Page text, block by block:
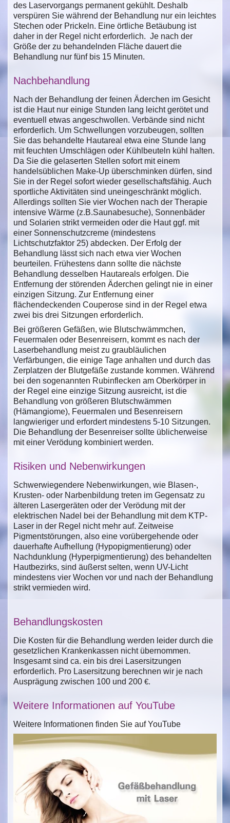
des Laservorgangs permanent gekühlt. Deshalb
verspüren Sie während der Behandlung nur ein leichtes
Stechen oder Prickeln. Eine örtliche Betäubung ist
daher in der Regel nicht erforderlich. Je nach der
Größe der zu behandelnden Fläche dauert die
Behandlung nur fünf bis 15 Minuten.
Nachbehandlung
Nach der Behandlung der feinen Äderchen im Gesicht
ist die Haut nur einige Stunden lang leicht gerötet und
eventuell etwas angeschwollen. Verbände sind nicht
erforderlich. Um Schwellungen vorzubeugen, sollten
Sie das behandelte Hautareal etwa eine Stunde lang
mit feuchten Umschlägen oder Kühlbeuteln kühl halten.
Da Sie die gelaserten Stellen sofort mit einem
handelsüblichen Make-Up überschminken dürfen, sind
Sie in der Regel sofort wieder gesellschaftsfähig. Auch
sportliche Aktivitäten sind uneingeschränkt möglich.
Allerdings sollten Sie vier Wochen nach der Therapie
intensive Wärme (z.B.Saunabesuche), Sonnenbäder
und Solarien strikt vermeiden oder die Haut ggf. mit
einer Sonnenschutzcreme (mindestens
Lichtschutzfaktor 25) abdecken. Der Erfolg der
Behandlung lässt sich nach etwa vier Wochen
beurteilen. Frühestens dann sollte die nächste
Behandlung desselben Hautareals erfolgen. Die
Entfernung der störenden Äderchen gelingt nie in einer
einzigen Sitzung. Zur Entfernung einer
flächendeckenden Couperose sind in der Regel etwa
zwei bis drei Sitzungen erforderlich.
Bei größeren Gefäßen, wie Blutschwämmchen,
Feuermalen oder Besenreisern, kommt es nach der
Laserbehandlung meist zu graubläulichen
Verfärbungen, die einige Tage anhalten und durch das
Zerplatzen der Blutgefäße zustande kommen. Während
bei den sogenannten Rubinflecken am Oberkörper in
der Regel eine einzige Sitzung ausreicht, ist die
Behandlung von größeren Blutschwämmen
(Hämangiome), Feuermalen und Besenreisern
langwieriger und erfordert mindestens 5-10 Sitzungen.
Die Behandlung der Besenreiser sollte üblicherweise
mit einer Verödung kombiniert werden.
Risiken und Nebenwirkungen
Schwerwiegendere Nebenwirkungen, wie Blasen-,
Krusten- oder Narbenbildung treten im Gegensatz zu
älteren Lasergeräten oder der Verödung mit der
elektrischen Nadel bei der Behandlung mit dem KTP-
Laser in der Regel nicht mehr auf. Zeitweise
Pigmentstörungen, also eine vorübergehende oder
dauerhafte Aufhellung (Hypopigmentierung) oder
Nachdunklung (Hyperpigmentierung) des behandelten
Hautbezirks, sind äußerst selten, wenn UV-Licht
mindestens vier Wochen vor und nach der Behandlung
strikt vermieden wird.
Behandlungskosten
Die Kosten für die Behandlung werden leider durch die
gesetzlichen Krankenkassen nicht übernommen.
Insgesamt sind ca. ein bis drei Lasersitzungen
erforderlich. Pro Lasersitzung berechnen wir je nach
Ausprägung zwischen 100 und 200 €.
Weitere Informationen auf YouTube
Weitere Informationen finden Sie auf YouTube